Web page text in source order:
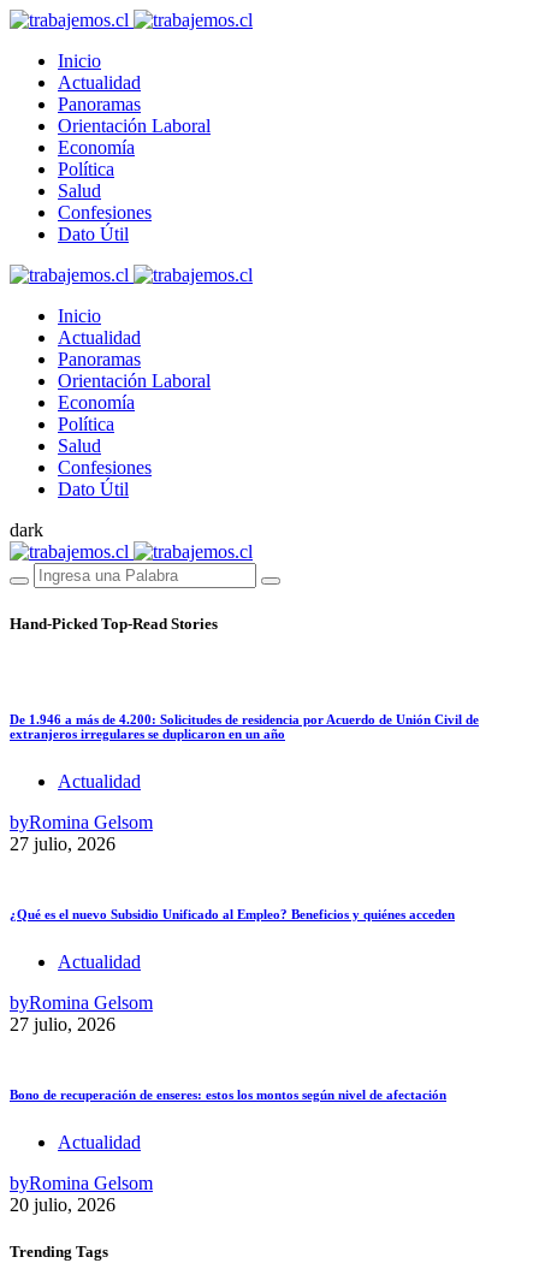
Inicio
Actualidad
Panoramas
Orientación Laboral
Economía
Política
Salud
Confesiones
Dato Útil
Inicio
Actualidad
Panoramas
Orientación Laboral
Economía
Política
Salud
Confesiones
Dato Útil
dark
Hand-Picked Top-Read Stories
De 1.946 a más de 4.200: Solicitudes de residencia por Acuerdo de Unión Civil de
extranjeros irregulares se duplicaron en un año
Actualidad
byRomina Gelsom
27 julio, 2026
¿Qué es el nuevo Subsidio Unificado al Empleo? Beneficios y quiénes acceden
Actualidad
byRomina Gelsom
27 julio, 2026
Bono de recuperación de enseres: estos los montos según nivel de afectación
Actualidad
byRomina Gelsom
20 julio, 2026
Trending Tags